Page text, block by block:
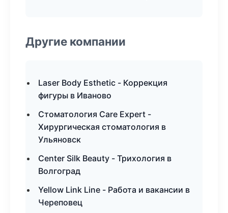
Другие компании
Laser Body Esthetic - Коррекция
фигуры в Иваново
Стоматология Care Expert -
Хирургическая стоматология в
Ульяновск
Center Silk Beauty - Трихология в
Волгоград
Yellow Link Line - Работа и вакансии в
Череповец